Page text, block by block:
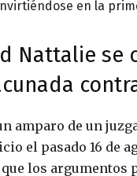
en la
Nattalie se
amparo de un
el pasado 16 de
los argumentos